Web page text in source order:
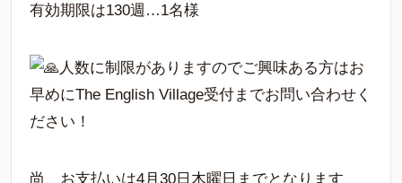
有効期限は130週…1名様
人数に制限がありますのでご興味ある方はお
早めにThe English Village受付までお問い合わせく
ださい！
尚、お支払いは4月30日木曜日までとなります